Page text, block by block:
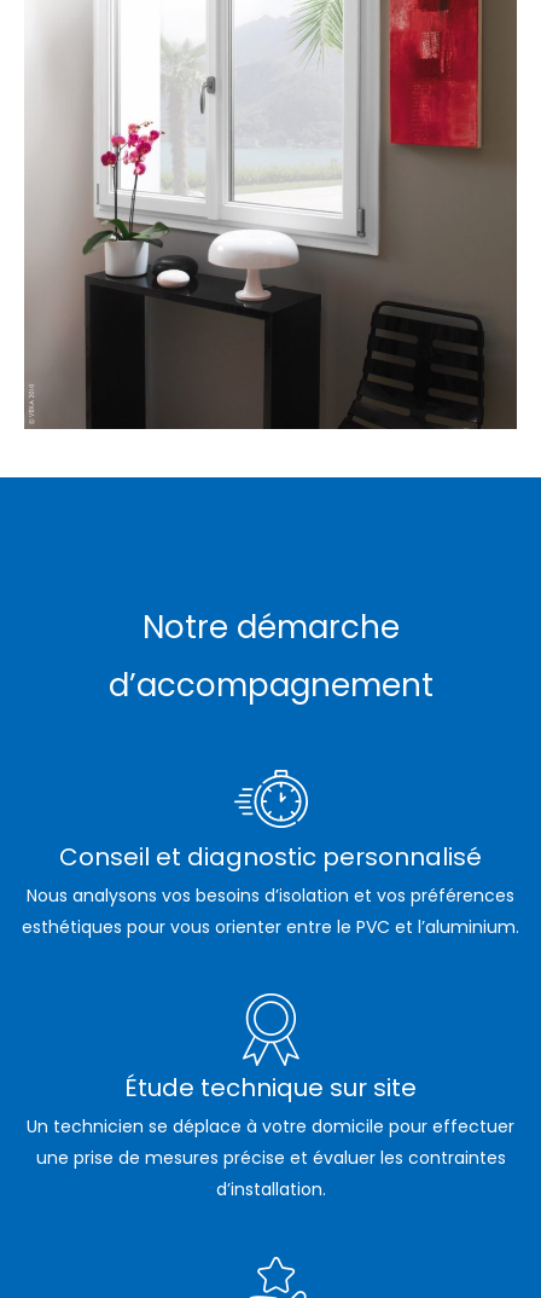
Notre démarche
d’accompagnement
Conseil et diagnostic personnalisé
Nous analysons vos besoins d’isolation et vos préférences
esthétiques pour vous orienter entre le PVC et l’aluminium.
Étude technique sur site
Un technicien se déplace à votre domicile pour effectuer
une prise de mesures précise et évaluer les contraintes
d’installation.